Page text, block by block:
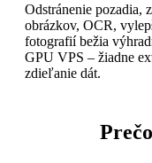
Odstránenie pozadia,
obrázkov, OCR,
fotografií bežia
GPU VPS – žiadne
zdieľanie dát.